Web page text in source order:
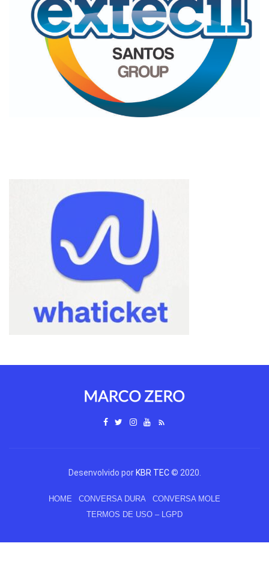
Desenvolvido por KBR TEC© 2020.
HOME CONVERSA DURA
CONVERSA MOLE
TERMOS DE USO – LGPD